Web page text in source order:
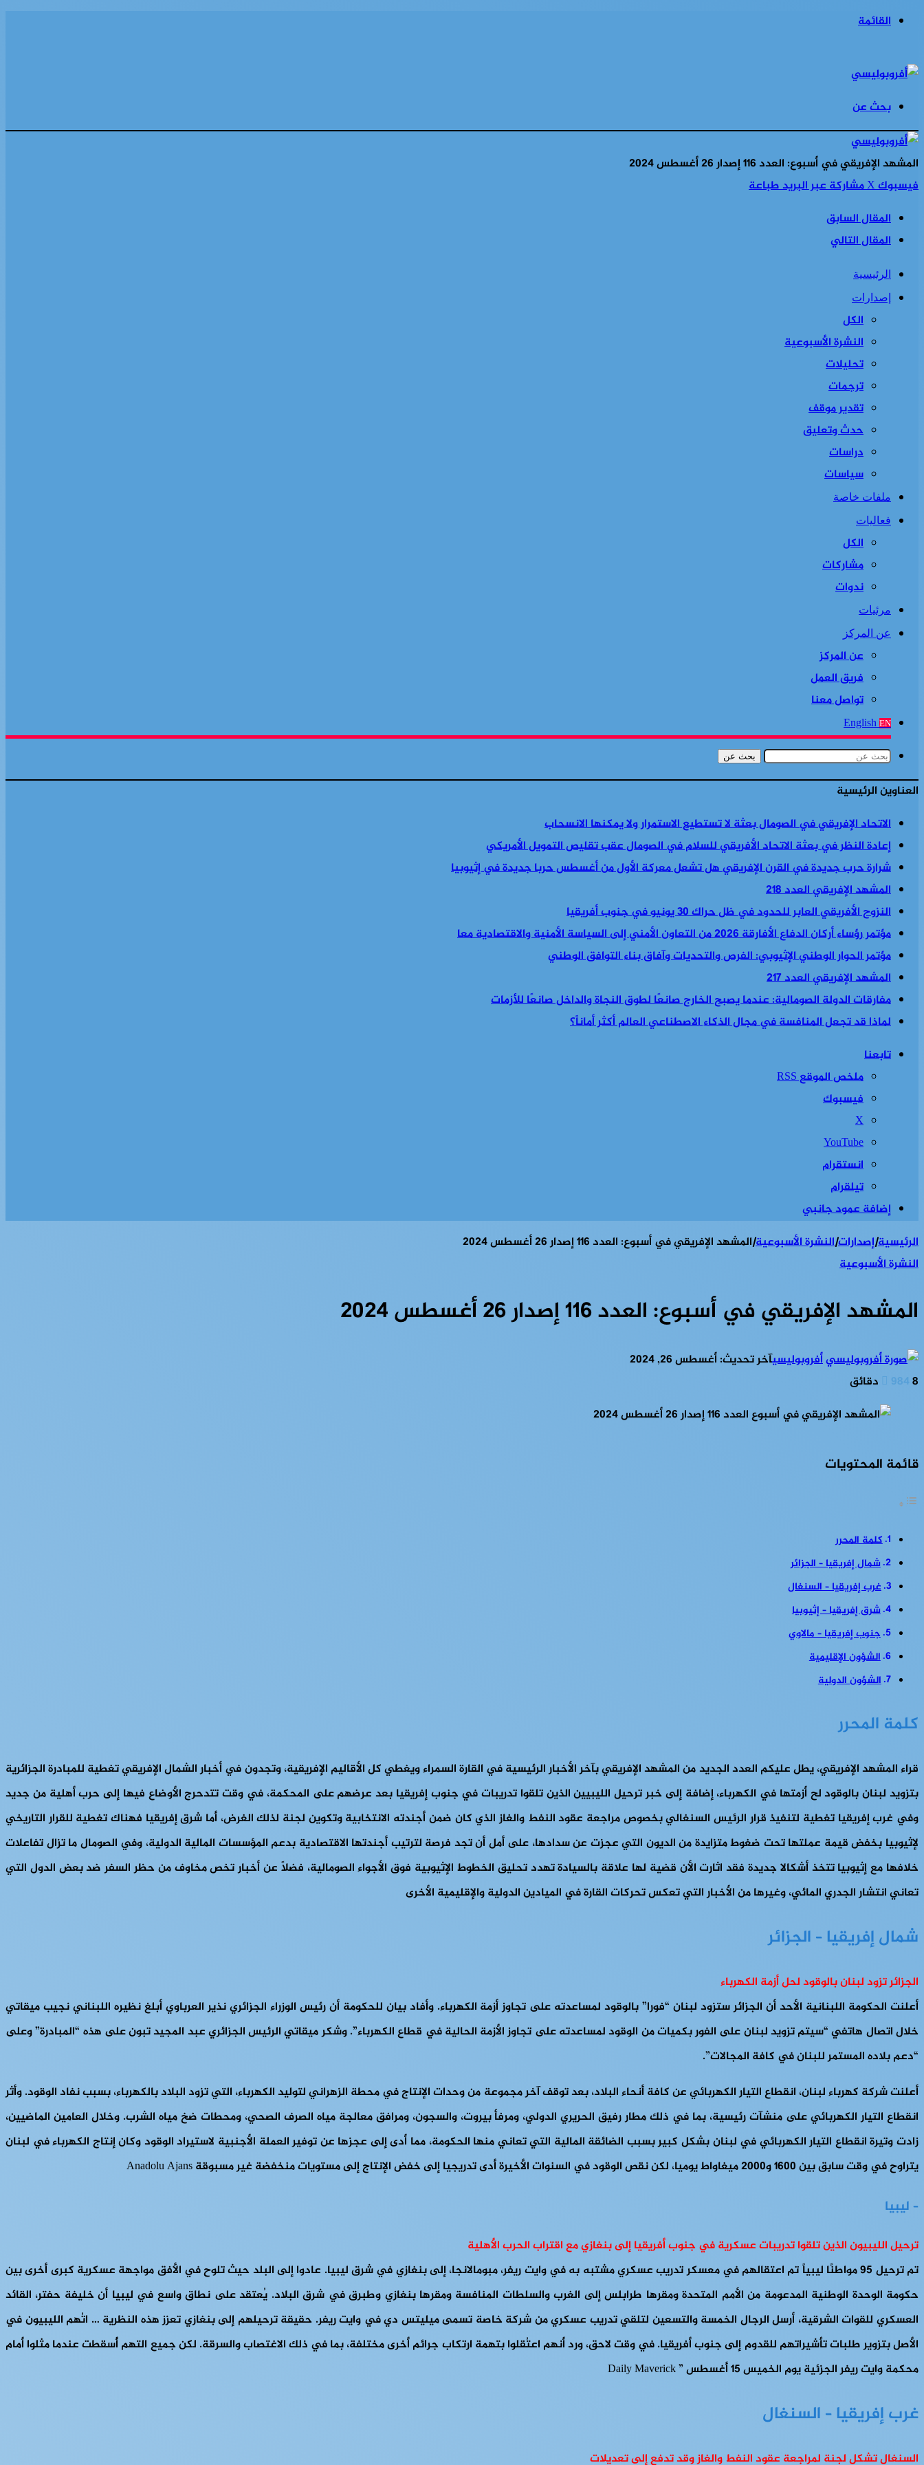
القائمة
بحث عن
المشهد الإفريقي في أسبوع: العدد 116 إصدار 26 أغسطس 2024
فيسبوك‫Xمشاركة عبر البريدطباعة
المقال السابق
المقال التالي
الرئيسية
إصدارات
الكل
النشرة الأسبوعية
تحليلات
ترجمات
تقدير موقف
حدث وتعليق
دراسات
سياسات
ملفات خاصة
فعاليات
الكل
مشاركات
ندوات
مرئيات
عن المركز
عن المركز
فريق العمل
تواصل معنا
English EN
بحث عن
العناوين الرئيسية
الاتحاد الإفريقي في الصومال بعثة لا تستطيع الاستمرار ولا يمكنها الانسحاب
إعادة النظر في بعثة الاتحاد الأفريقي للسلام في الصومال عقب تقليص التمويل الأمريكي
شرارة حرب جديدة في القرن الإفريقي هل تشعل معركة الأول من أغسطس حربا جديدة في إثيوبيا
المشهد الإفريقي العدد 218
النزوح الأفريقي العابر للحدود في ظل حراك 30 يونيو في جنوب أفريقيا
مؤتمر رؤساء أركان الدفاع الأفارقة 2026 من التعاون الأمني إلى السياسة الأمنية والاقتصادية معا
مؤتمر الحوار الوطني الإثيوبي: الفرص والتحديات وآفاق بناء التوافق الوطني
المشهد الإفريقي العدد 217
مفارقات الدولة الصومالية: عندما يصبح الخارج صانعًا لطوق النجاة والداخل صانعًا للأزمات
لماذا قد تجعل المنافسة في مجال الذكاء الاصطناعي العالم أكثر أماناً؟
تابعنا
ملخص الموقع RSS
فيسبوك
‫X
‫YouTube
انستقرام
تيلقرام
إضافة عمود جانبي
الرئيسية|إصدارات|النشرة الأسبوعية|المشهد الإفريقي في أسبوع: العدد 116 إصدار 26 أغسطس 2024
النشرة الأسبوعية
المشهد الإفريقي في أسبوع: العدد 116 إصدار 26 أغسطس 2024
أفروبوليسيآخر تحديث: أغسطس 26, 2024
9848 دقائق
قائمة المحتويات
كلمة المحرر
شمال إفريقيا – الجزائر
غرب إفريقيا – السنغال
شرق إفريقيا – إثيوبيا
جنوب إفريقيا – مالاوي
الشؤون الإقليمية
الشؤون الدولية
كلمة المحرر
قراء المشهد الإفريقي، يطل عليكم العدد الجديد من المشهد الإفريقي بآخر الأخبار الرئيسية في القارة السمراء ويغطي كل الأقاليم الإفريقية، وتجدون في أخبار الشمال الإفريقي تغطية للمبادرة الجزائرية
بتزويد لبنان بالوقود لح أزمتها في الكهرباء، إضافة إلى خبر ترحيل الليبيين الذين تلقوا تدريبات في جنوب إفريقيا بعد عرضهم على المحكمة، في وقت تتدحرج الأوضاع فيها إلى حرب أهلية من جديد
وفي غرب إفريقيا تغطية لتنفيذ قرار الرئيس السنغالي بخصوص مراجعة عقود النفط والغاز الذي كان ضمن أجندته الانتخابية وتكوين لجنة لذلك الغرض، أما شرق إفريقيا فهناك تغطية للقرار التاريخي
لإثيوبيا بخفض قيمة عملتها تحت ضغوط متزايدة من الديون التي عجزت عن سدادها، على أمل أن تجد فرصة لترتيب أجندتها الاقتصادية بدعم المؤسسات المالية الدولية، وفي الصومال ما تزال تفاعلات
خلافها مع إثيوبيا تتخذ أشكالا جديدة فقد اثارت الأن قضية لها علاقة بالسيادة تهدد تحليق الخطوط الإثيوبية فوق الأجواء الصومالية، فضلاً عن أخبار تخص مخاوف من حظر السفر ضد بعض الدول التي
تعاني انتشار الجدري المائي، وغيرها من الأخبار التي تعكس تحركات القارة في الميادين الدولية والإقليمية الأخرى
شمال إفريقيا – الجزائر
الجزائر تزود لبنان بالوقود لحل أزمة الكهرباء
أعلنت الحكومة اللبنانية الأحد أن الجزائر ستزود لبنان “فورا” بالوقود لمساعدته على تجاوز أزمة الكهرباء. وأفاد بيان للحكومة أن رئيس الوزراء الجزائري نذير العرباوي أبلغ نظيره اللبناني نجيب ميقاتي
خلال اتصال هاتفي “سيتم تزويد لبنان على الفور بكميات من الوقود لمساعدته على تجاوز الأزمة الحالية في قطاع الكهرباء”. وشكر ميقاتي الرئيس الجزائري عبد المجيد تبون على هذه “المبادرة” وعلى
“دعم بلاده المستمر للبنان في كافة المجالات”.
أعلنت شركة كهرباء لبنان، انقطاع التيار الكهربائي عن كافة أنحاء البلاد، بعد توقف آخر مجموعة من وحدات الإنتاج في محطة الزهراني لتوليد الكهرباء، التي تزود البلاد بالكهرباء، بسبب نفاد الوقود. وأثر
انقطاع التيار الكهربائي على منشآت رئيسية، بما في ذلك مطار رفيق الحريري الدولي، ومرفأ بيروت، والسجون، ومرافق معالجة مياه الصرف الصحي، ومحطات ضخ مياه الشرب. وخلال العامين الماضيين،
زادت وتيرة انقطاع التيار الكهربائي في لبنان بشكل كبير بسبب الضائقة المالية التي تعاني منها الحكومة، مما أدى إلى عجزها عن توفير العملة الأجنبية لاستيراد الوقود وكان إنتاج الكهرباء في لبنان
يتراوح في وقت سابق بين 1600 و2000 ميغاواط يوميا، لكن نقص الوقود في السنوات الأخيرة أدى تدريجيا إلى خفض الإنتاج إلى مستويات منخفضة غير مسبوقة Anadolu Ajans
– ليبيا
ترحيل الليبيون الذين تلقوا تدريبات عسكرية في جنوب أفريقيا إلى بنغازي مع اقتراب الحرب الأهلية
تم ترحيل 95 مواطنًا ليبياً تم اعتقالهم في معسكر تدريب عسكري مشتبه به في وايت ريفر، مبومالانجا، إلى بنغازي في شرق ليبيا. عادوا إلى البلد حيث تلوح في الأفق مواجهة عسكرية كبرى أخرى بين
حكومة الوحدة الوطنية المدعومة من الأمم المتحدة ومقرها طرابلس إلى الغرب والسلطات المنافسة ومقرها بنغازي وطبرق في شرق البلاد. يُعتقد على نطاق واسع في ليبيا أن خليفة حفتر، القائد
العسكري للقوات الشرقية، أرسل الرجال الخمسة والتسعين لتلقي تدريب عسكري من شركة خاصة تسمى ميليتس دي في وايت ريفر. حقيقة ترحيلهم إلى بنغازي تعزز هذه النظرية … اتُهم الليبيون في
الأصل بتزوير طلبات تأشيراتهم للقدوم إلى جنوب أفريقيا. في وقت لاحق، ورد أنهم اعتُقلوا بتهمة ارتكاب جرائم أخرى مختلفة، بما في ذلك الاغتصاب والسرقة. لكن جميع التهم أُسقطت عندما مثلوا أمام
محكمة وايت ريفر الجزئية يوم الخميس 15 أغسطس ” Daily Maverick
غرب إفريقيا – السنغال
السنغال تشكل لجنة لمراجعة عقود النفط والغاز وقد تدفع إلى تعديلات